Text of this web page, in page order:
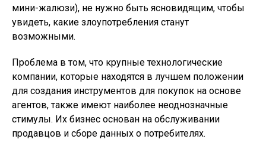
мини-жалюзи), не нужно быть ясновидящим, чтобы
увидеть, какие злоупотребления станут
возможными.
Проблема в том, что крупные технологические
компании, которые находятся в лучшем положении
для создания инструментов для покупок на основе
агентов, также имеют наиболее неоднозначные
стимулы. Их бизнес основан на обслуживании
продавцов и сборе данных о потребителях.